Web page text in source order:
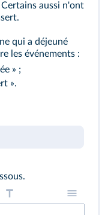
aussi n'ont
qui a déjeuné
les événements :
» ;
».